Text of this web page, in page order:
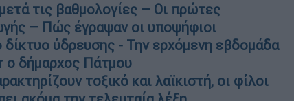
τις βαθμολογίες – Οι πρώτες
– Πώς έγραψαν οι υποψήφιοι
ύδρευσης - Την ερχόμενη εβδομάδα
ο δήμαρχος Πάτμου
τοξικό και λαϊκιστή, οι φίλοι